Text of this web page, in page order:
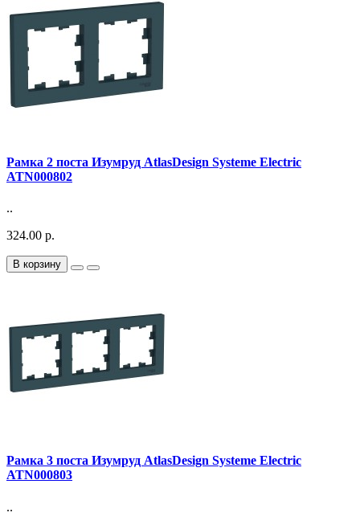
Рамка 2 поста Изумруд AtlasDesign Systeme Electric
ATN000802
..
324.00 р.
В корзину
Рамка 3 поста Изумруд AtlasDesign Systeme Electric
ATN000803
..